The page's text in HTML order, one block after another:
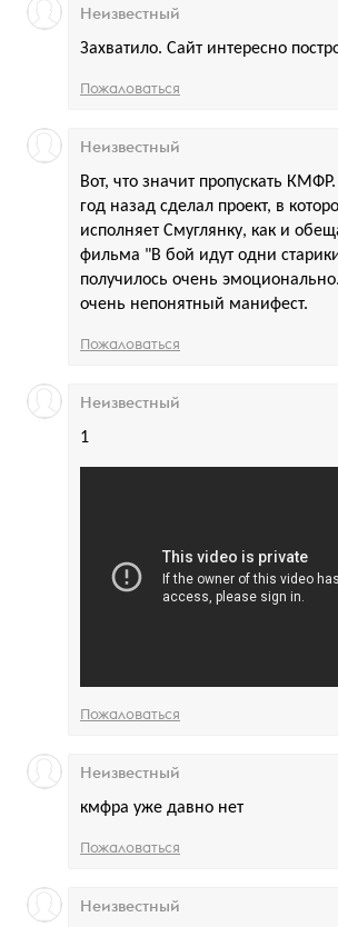
Захватило. Сайт интересно
Неизвестный
Пожаловаться
Вот, что значит пропускать
год назад сделал проект, в
исполняет Смуглянку, как и
фильма "В бой идут одни
получилось очень
очень непонятный манифест.
Неизвестный
Пожаловаться
1
Неизвестный
Пожаловаться
кмфра уже давно нет
Неизвестный
Пожаловаться
Неизвестный